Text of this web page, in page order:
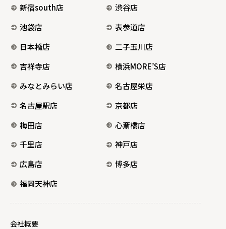
新宿south店
渋谷店
池袋店
表参道店
日本橋店
二子玉川店
吉祥寺店
横浜MORE’S店
みなとみらい店
名古屋栄店
名古屋駅店
京都店
梅田店
心斎橋店
千里店
神戸店
広島店
博多店
福岡天神店
会社概要